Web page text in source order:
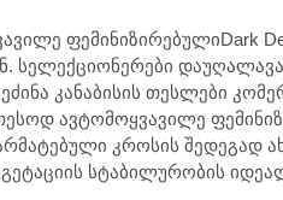
ფემინიზირებულიDark
სელექციონერები
კანაბისის თესლები
ავტომოყვავილე
კროსის შედეგად
სტაბილურობის